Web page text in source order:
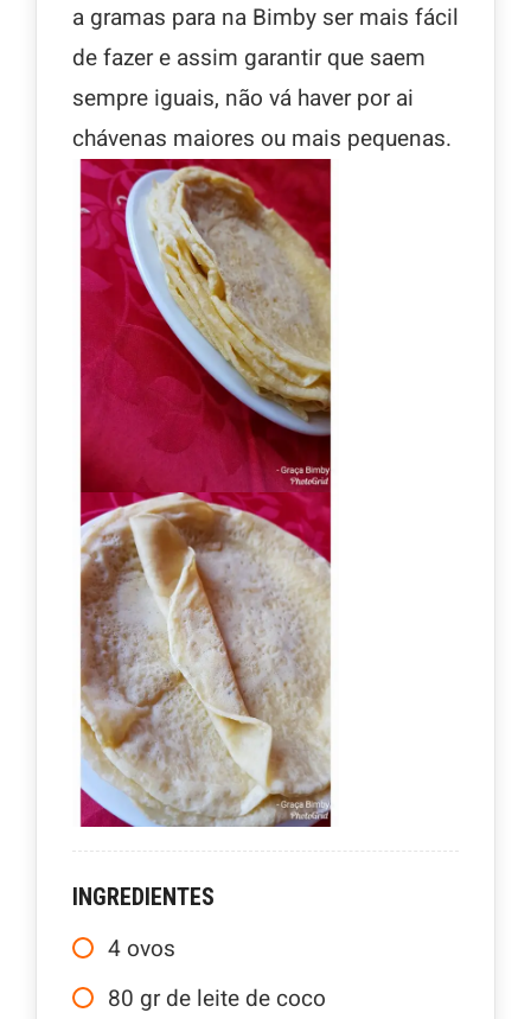
a gramas para na Bimby ser mais fácil
de fazer e assim garantir que saem
sempre iguais, não vá haver por ai
chávenas maiores ou mais pequenas.
INGREDIENTES
4 ovos
80 gr de leite de coco